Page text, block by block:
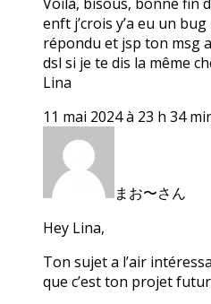
enft j’crois y’a eu un
répondu et jsp ton msg
dsl si je te dis la même
Lina
11 mai 2024 à 23 h 34
まお〜さん
Hey Lina,
Ton sujet a l’air
que c’est ton projet